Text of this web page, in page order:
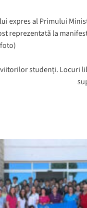
expres al Primului
reprezentată la
studenți. Locuri